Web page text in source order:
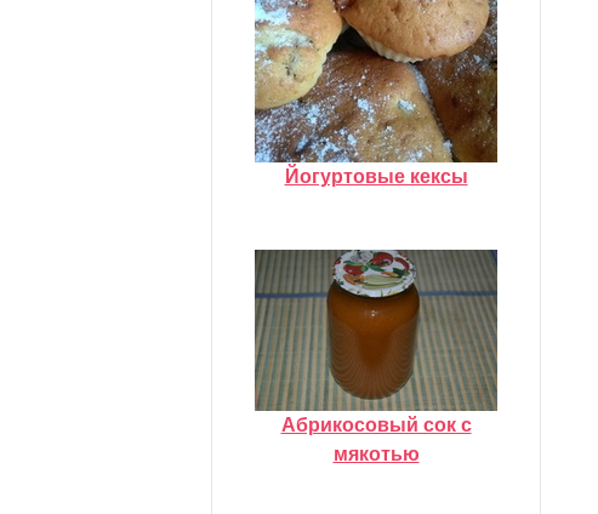
Йогуртовые кексы
Абрикосовый сок с
мякотью